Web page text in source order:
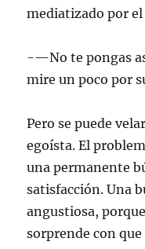
mediatizado por
-—No te pongas
mire un poco por
Pero se puede
egoísta. El
una permanente
satisfacción. Una
angustiosa,
sorprende con